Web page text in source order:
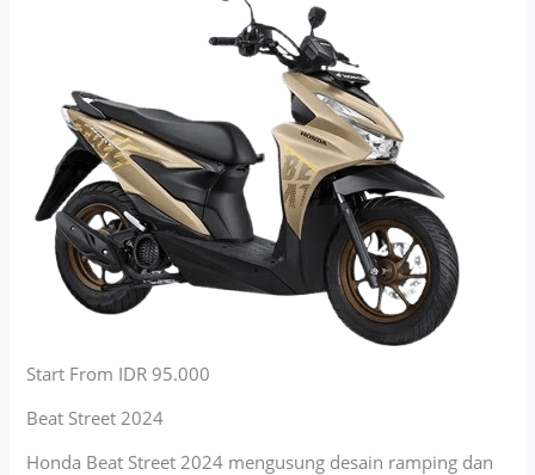
Start From IDR 95.000
Beat Street 2024
Honda Beat Street 2024 mengusung desain ramping dan